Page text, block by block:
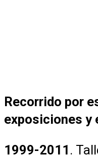
Recorrido por
exposiciones y
1999-2011 .